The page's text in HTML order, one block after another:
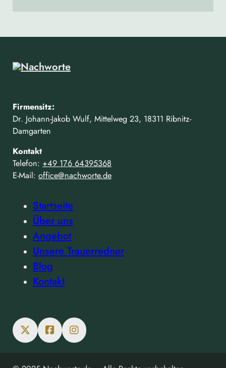
Firmensitz:
Dr. Johann-Jakob Wulf, Mittelweg 23, 18311 Ribnitz-
Damgarten
Kontakt
Telefon: +49 176 64395368
E-Mail: office@nachworte.de
Startseite
Über uns
Angebot
Unsere Trauerredner
Blog
Kontakt